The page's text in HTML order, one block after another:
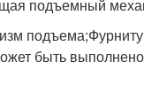
подъемный
быть выполнено